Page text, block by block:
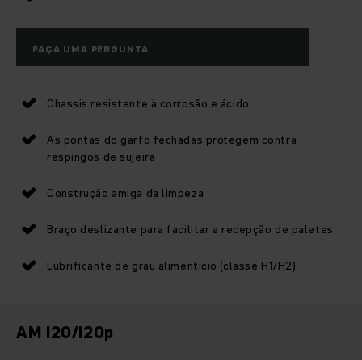
FAÇA UMA PERGUNTA
Chassis resistente à corrosão e ácido
As pontas do garfo fechadas protegem contra
respingos de sujeira
Construção amiga da limpeza
Braço deslizante para facilitar a recepção de paletes
Lubrificante de grau alimentício (classe H1/H2)
AM I20/I20p